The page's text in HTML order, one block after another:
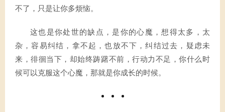
不了，只是让你多烦恼。
这也是你处世的缺点，是你的心魔，想得太多，太
杂，容易纠结，拿不起，也放不下，纠结过去，疑虑未
来，徘徊当下，却始终踌躇不前，行动力不足，你什么时
候可以克服这个心魔，那就是你成长的时候。